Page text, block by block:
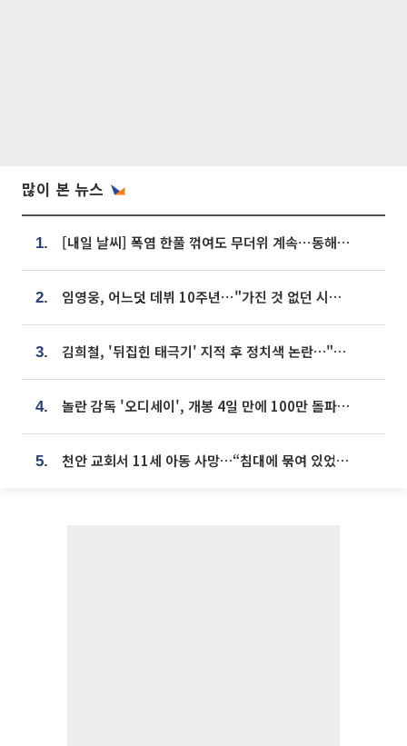
많이 본 뉴스
1. [내일 날씨] 폭염 한풀 꺾여도 무더위 계속⋯동해안 이틀 연속 비
2. 임영웅, 어느덧 데뷔 10주년⋯"가진 것 없던 시절, 내 앞엔 20명의 팬뿐"
3. 김희철, '뒤집힌 태극기' 지적 후 정치색 논란…"좌우 떠나 우리나라 국기"
4. 놀란 감독 '오디세이', 개봉 4일 만에 100만 돌파⋯'왕사남' 보다 빠르다
5. 천안 교회서 11세 아동 사망…“침대에 묶여 있었다” 진술 확보